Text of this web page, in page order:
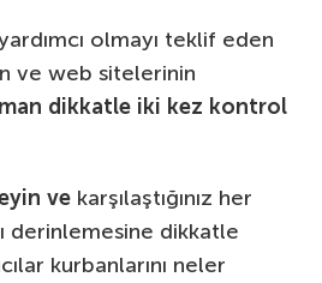
olmayı teklif eden
ve web sitelerinin
dikkatle iki kez kontrol
ve karşılaştığınız her
derinlemesine dikkatle
kurbanlarını neler